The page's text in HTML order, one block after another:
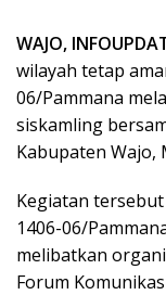
WAJO,
wilayah tetap
06/Pammana
siskamling
Kabupaten Wajo,
Kegiatan
1406-06/
melibatkan
Forum